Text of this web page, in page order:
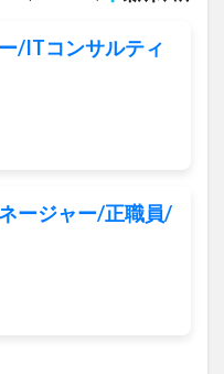
/ITコンサルティ
ージャー/正職員/